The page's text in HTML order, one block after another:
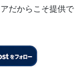
だからこそ提供で